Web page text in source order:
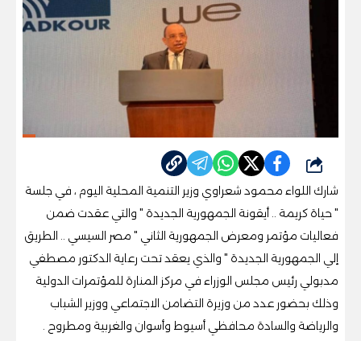
شارك
شارك اللواء محمود شعراوي وزير التنمية المحلية اليوم ، في جلسة
" حياة كريمة .. أيقونة الجمهورية الجديدة " والتي عقدت ضمن
فعاليات مؤتمر ومعرض الجمهورية الثاني " مصر السيسي .. الطريق
إلي الجمهورية الجديدة " والذي يعقد تحت رعاية الدكتور مصطفي
مدبولي رئيس مجلس الوزراء في مركز المنارة للمؤتمرات الدولية
وذلك بحضور عدد من وزيرة التضامن الاجتماعي ووزير الشباب
والرياضة والسادة محافظي أسيوط وأسوان والغربية ومطروح .